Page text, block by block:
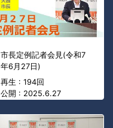
市長定例記者会見(令和7
年6月27日)
再生 : 194回
公開 : 2025.6.27